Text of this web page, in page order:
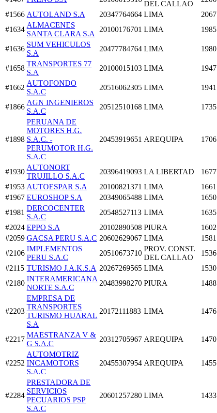
DEL CALLAO
#1566 AUTOLAND S.A 20347764664 LIMA
#1634
ALMACENES
SANTA CLARA S.A
20100176701 LIMA
#1636
SUM VEHICULOS
S.A
20477784764 LIMA
#1658
TRANSPORTES 77
S.A
20100015103 LIMA
#1662
AUTOFONDO
S.A.C
20516062305 LIMA
#1866
AGN INGENIEROS
S.A.C
20512510168 LIMA
#1898
PERUANA DE
MOTORES H.G.
S.A.C. -
PERUMOTOR H.G.
S.A.C
20453919651 AREQUIPA
#1930
AUTONORT
TRUJILLO S.A.C
20396419093 LA LIBERTAD
#1953 AUTOESPAR S.A 20100821371 LIMA
#1967 EUROSHOP S.A 20349065488 LIMA
#1981
DERCOCENTER
S.A.C
20548527113 LIMA
#2024 EPPO S.A 20102890508 PIURA
#2059 GACSA PERU S.A.C 20602629067 LIMA
#2106
IMPLEMENTOS
PERU S.A.C
20510673710
PROV. CONST.
DEL CALLAO
#2115 TURISMO J.A.K.S.A 20267269565 LIMA
#2180
INTERAMERICANA
NORTE S.A.C
20483998270 PIURA
#2203
EMPRESA DE
TRANSPORTES
TURISMO HUARAL
S.A
20172111883 LIMA
#2217
MAESTRANZA V &
G S.A.C
20312705967 AREQUIPA
#2252
AUTOMOTRIZ
INCAMOTORS
S.A.C
20455307954 AREQUIPA
#2284
PRESTADORA DE
SERVICIOS
PECUARIOS PSP
S.A.C
20601257280 LIMA